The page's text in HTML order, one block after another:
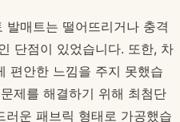
발매트는 떨어뜨리거나 충격
단점이 있었습니다. 또한, 차
편안한 느낌을 주지 못했습
제를 해결하기 위해 최첨단
운 패브릭 형태로 가공했습